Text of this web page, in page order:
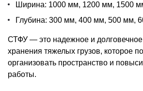
Ширина: 1000 мм, 1200 мм, 1500
Глубина: 300 мм, 400 мм, 500 мм,
СТФУ — это надежное и
хранения тяжелых грузов, которое
организовать пространство и
работы.